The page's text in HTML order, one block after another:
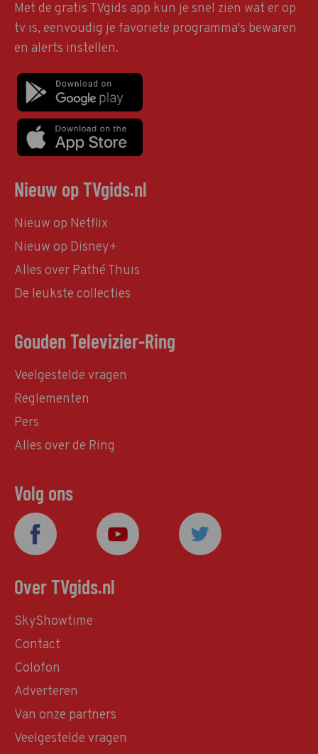
Met de gratis TVgids app kun je snel zien wat er op
tv is, eenvoudig je favoriete programma's bewaren
en alerts instellen.
Nieuw op TVgids.nl
Nieuw op Netflix
Nieuw op Disney+
Alles over Pathé Thuis
De leukste collecties
Gouden Televizier-Ring
Veelgestelde vragen
Reglementen
Pers
Alles over de Ring
Volg ons
Over TVgids.nl
SkyShowtime
Contact
Colofon
Adverteren
Van onze partners
Veelgestelde vragen